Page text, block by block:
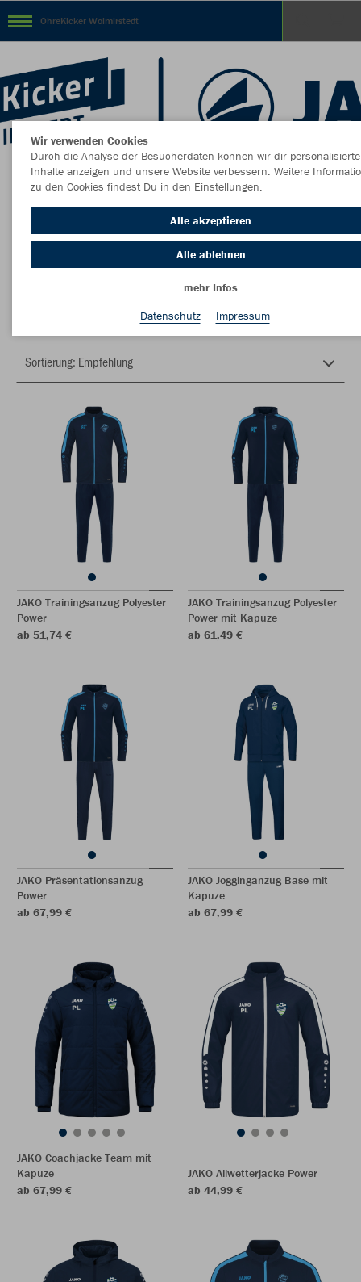
OhreKicker Wolmirstedt
Herzlich Willkommen im Teamshop OhreKicker
Wolmirstedt
JAKO Trainingsanzug Polyester
Power
ab 51,74 €
JAKO Trainingsanzug Polyester
Power mit Kapuze
ab 61,49 €
JAKO Präsentationsanzug
Power
ab 67,99 €
JAKO Jogginganzug Base mit
Kapuze
ab 67,99 €
JAKO Coachjacke Team mit
Kapuze
ab 67,99 €
JAKO Allwetterjacke Power
ab 44,99 €
Wir verwenden Cookies
Durch die Analyse der Besucherdaten können wir dir personalisierte
Inhalte anzeigen und unsere Website verbessern. Weitere
zu den Cookies findest Du in den Einstellungen.
Alle akzeptieren
Alle ablehnen
mehr Infos
Datenschutz
Impressum